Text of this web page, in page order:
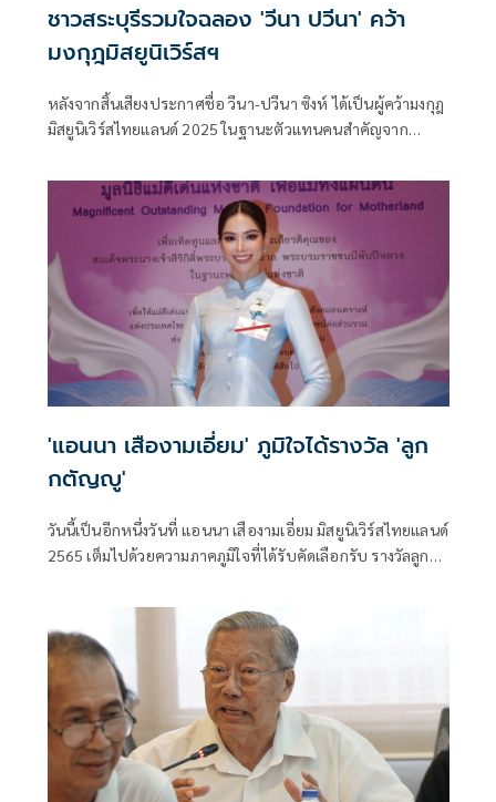
ชาวสระบุรีรวมใจฉลอง 'วีนา ปวีนา' คว้า
มงกุฎมิสยูนิเวิร์สฯ
หลังจากสิ้นเสียงประกาศชื่อ วีนา-ปวีนา ซิงห์ ได้เป็นผู้คว้ามงกุฎ
มิสยูนิเวิร์สไทยแลนด์ 2025 ในฐานะตัวแทนคนสำคัญจาก
ปวีนา อย่าง ชาวนาวี รวมถึงประชาชนชาวสระบุรีได้ภาคภูมิใจ
กันไปถ้วนหน้า
'แอนนา เสืองามเอี่ยม' ภูมิใจได้รางวัล 'ลูก
กตัญญู'
วันนี้เป็นอีกหนึ่งวันที่ แอนนา เสืองามเอี่ยม มิสยูนิเวิร์สไทยแลนด์
2565 เต็มไปด้วยความภาคภูมิใจที่ได้รับคัดเลือกรับ รางวัลลูก
ราชเจ้า กรมสมเด็จพระเทพรัตนราชสุดาฯ ซึ่งนับเป็นพระมหาธิ
คุณอย่างหาที่สุดมิได้